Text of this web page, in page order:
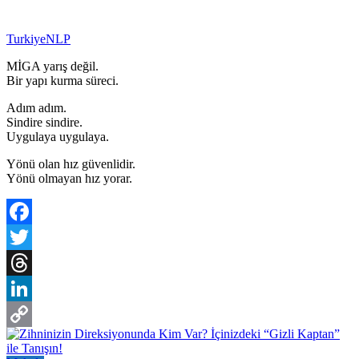
TurkiyeNLP
MİGA yarış değil.
Bir yapı kurma süreci.
Adım adım.
Sindire sindire.
Uygulaya uygulaya.
Yönü olan hız güvenlidir.
Yönü olmayan hız yorar.
Facebook
Twitter
Threads
LinkedIn
Copy